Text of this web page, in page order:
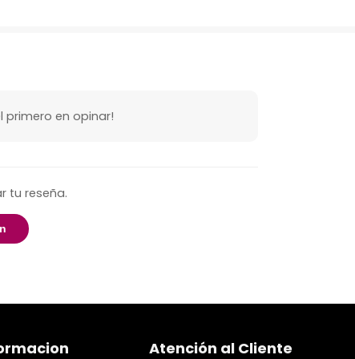
primero en opinar!
tu reseña.
Atención al Cliente